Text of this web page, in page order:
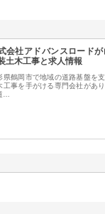
会社アドバンスロード
土木工事と求人情報
県鶴岡市で地域の道路基盤を
工事を手がける専門会社があ
…